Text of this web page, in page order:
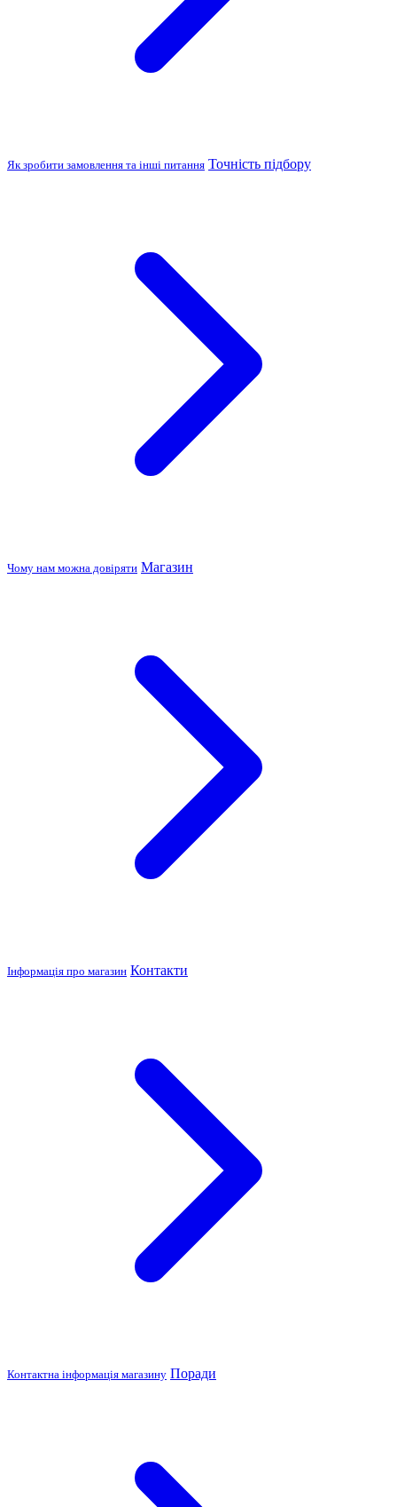
Як зробити замовлення та інші питання Точність підбору
Чому нам можна довіряти Магазин
Інформація про магазин Контакти
Контактна інформація магазину Поради